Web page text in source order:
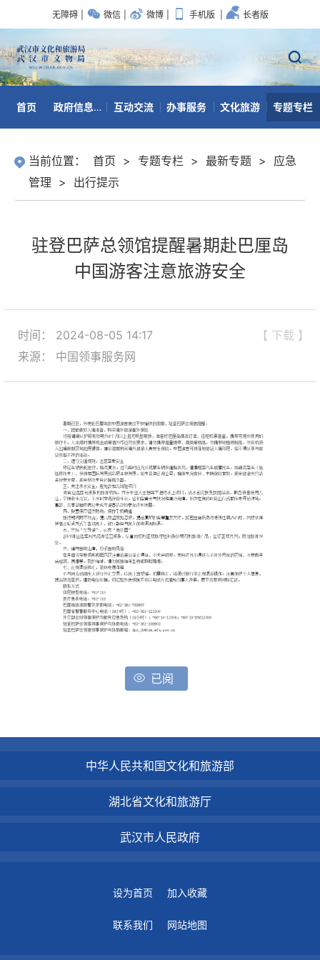
无障碍 微信 微博 手机版 长者版
首页 政府信息公开 互动交流 办事服务 文化旅游 专题专栏
当前位置： 首页 > 专题专栏 > 最新专题 >
应急
管理 > 出行提示
驻登巴萨总领馆提醒暑期赴巴厘岛
中国游客注意旅游安全
【 下载 】
时间： 2024-08-05 14:17
来源： 中国领事服务网
已阅
中华人民共和国文化和旅游部
湖北省文化和旅游厅
武汉市人民政府
设为首页 加入收藏
联系我们 网站地图